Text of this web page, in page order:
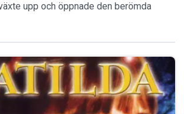
upp och öppnade den berömda